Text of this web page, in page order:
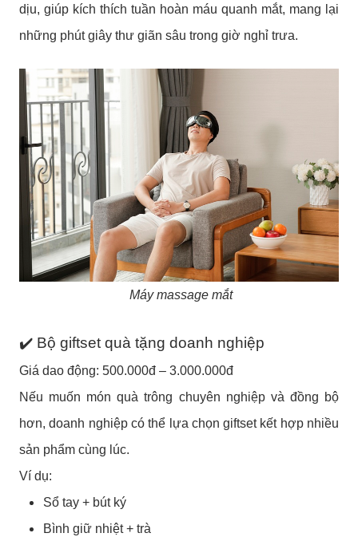
dịu, giúp kích thích tuần hoàn máu quanh mắt, mang lại
những phút giây thư giãn sâu trong giờ nghỉ trưa.
Máy massage mắt
✔️ Bộ giftset quà tặng doanh nghiệp
Giá dao động: 500.000đ – 3.000.000đ
Nếu muốn món quà trông chuyên nghiệp và đồng bộ
hơn, doanh nghiệp có thể lựa chọn giftset kết hợp nhiều
sản phẩm cùng lúc.
Ví dụ:
Sổ tay + bút ký
Bình giữ nhiệt + trà